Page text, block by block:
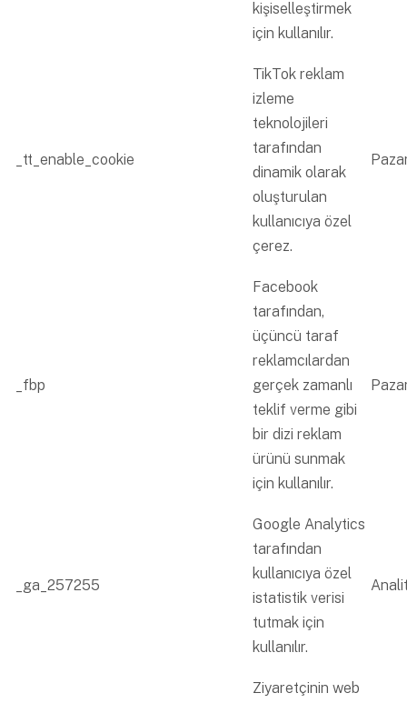
kişiselleştirmek
için kullanılır.
_tt_enable_cookie
TikTok reklam
izleme
teknolojileri
tarafından
dinamik olarak
oluşturulan
kullanıcıya özel
çerez.
_fbp
Facebook
tarafından,
üçüncü taraf
reklamcılardan
gerçek zamanlı
teklif verme gibi
bir dizi reklam
ürünü sunmak
için kullanılır.
_ga_257255
Google Analytics
tarafından
kullanıcıya özel
istatistik verisi
tutmak için
kullanılır.
Ziyaretçinin web